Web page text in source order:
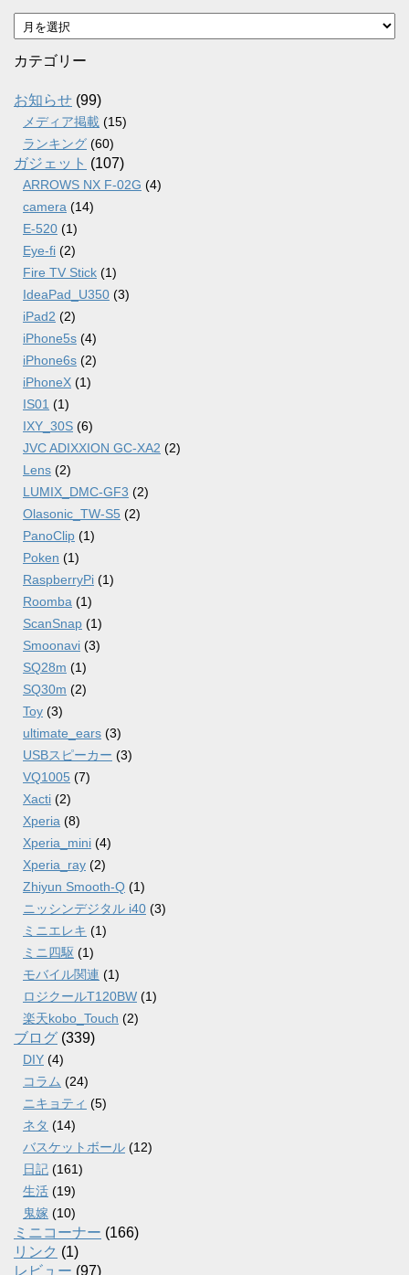
ア
ー
カ
ブ
カテゴリー
お知らせ (99)
メディア掲載 (15)
ランキング (60)
ガジェット (107)
ARROWS NX F-02G (4)
camera (14)
E-520 (1)
Eye-fi (2)
Fire TV Stick (1)
IdeaPad_U350 (3)
iPad2 (2)
iPhone5s (4)
iPhone6s (2)
iPhoneX (1)
IS01 (1)
IXY_30S (6)
JVC ADIXXION GC-XA2 (2)
Lens (2)
LUMIX_DMC-GF3 (2)
Olasonic_TW-S5 (2)
PanoClip (1)
Poken (1)
RaspberryPi (1)
Roomba (1)
ScanSnap (1)
Smoonavi (3)
SQ28m (1)
SQ30m (2)
Toy (3)
ultimate_ears (3)
USBスピーカー (3)
VQ1005 (7)
Xacti (2)
Xperia (8)
Xperia_mini (4)
Xperia_ray (2)
Zhiyun Smooth-Q (1)
ニッシンデジタル i40 (3)
ミニエレキ (1)
ミニ四駆 (1)
モバイル関連 (1)
ロジクールT120BW (1)
楽天kobo_Touch (2)
ブログ (339)
DIY (4)
コラム (24)
ニキョティ (5)
ネタ (14)
バスケットボール (12)
日記 (161)
生活 (19)
鬼嫁 (10)
ミニコーナー (166)
リンク (1)
レビュー (97)